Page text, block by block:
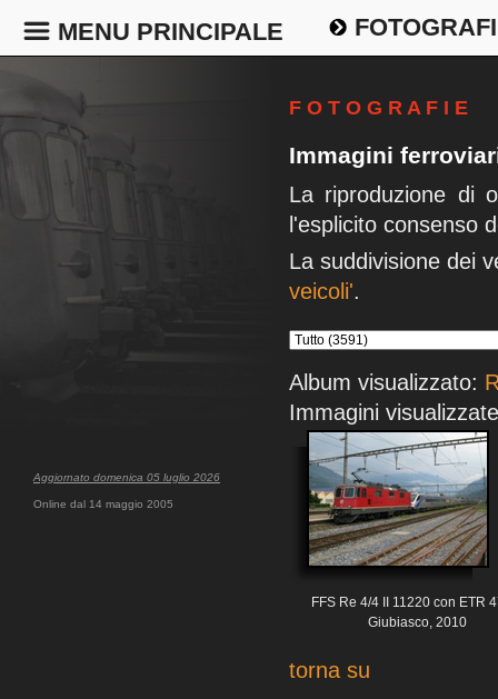
MENU PRINCIPALE
Aggiornato domenica 05 luglio 2026
Online dal 14 maggio 2005
F O T O G R A F I E
Immagini
La riproduzione di
l'esplicito consenso
La suddivisione dei
veicoli'.
Album visualizzato:
Immagini
FFS Re 4/4 II 11220 con ETR
Giubiasco, 2010
torna su